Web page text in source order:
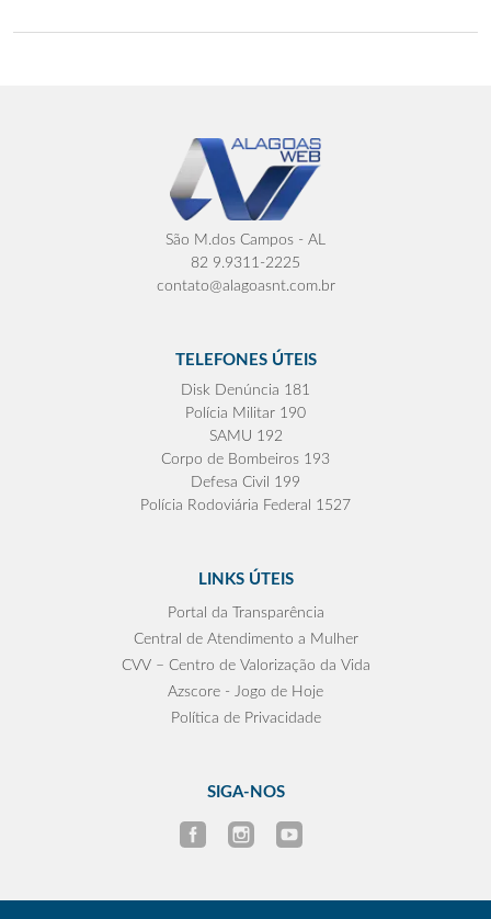
São M.dos Campos - AL
82 9.9311-2225
contato@alagoasnt.com.br
TELEFONES ÚTEIS
Disk Denúncia 181
Polícia Militar 190
SAMU 192
Corpo de Bombeiros 193
Defesa Civil 199
Polícia Rodoviária Federal 1527
LINKS ÚTEIS
Portal da Transparência
Central de Atendimento a Mulher
CVV – Centro de Valorização da Vida
Azscore - Jogo de Hoje
Política de Privacidade
SIGA-NOS